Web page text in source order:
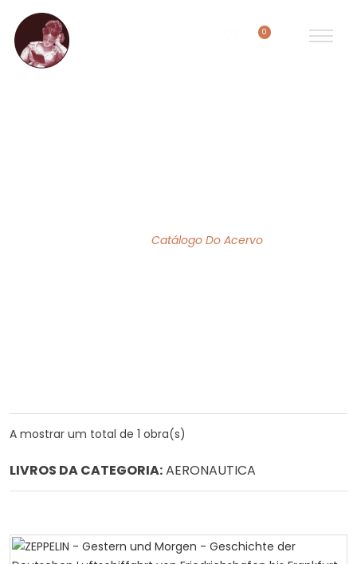
0
Catálogo Do Acervo
A mostrar um total de 1 obra(s)
LIVROS DA CATEGORIA:AERONAUTICA